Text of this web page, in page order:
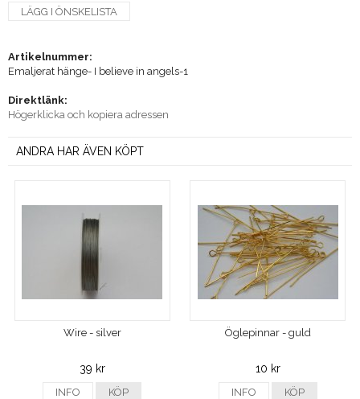
LÄGG I ÖNSKELISTA
Artikelnummer:
Emaljerat hänge- I believe in angels-1
Direktlänk:
Högerklicka och kopiera adressen
ANDRA HAR ÄVEN KÖPT
Wire - silver
39 kr
INFO KÖP
Öglepinnar - guld
10 kr
INFO KÖP